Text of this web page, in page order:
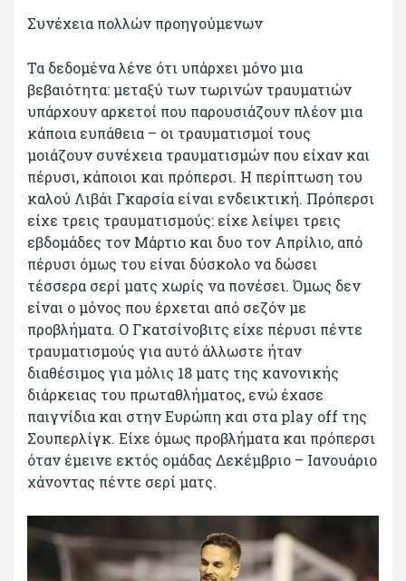
Συνέχεια πολλών προηγούμενων
Τα δεδομένα λένε ότι υπάρχει μόνο μια
βεβαιότητα: μεταξύ των τωρινών τραυματιών
υπάρχουν αρκετοί που παρουσιάζουν πλέον μια
κάποια ευπάθεια – οι τραυματισμοί τους
μοιάζουν συνέχεια τραυματισμών που είχαν και
πέρυσι, κάποιοι και πρόπερσι. Η περίπτωση του
καλού Λιβάι Γκαρσία είναι ενδεικτική. Πρόπερσι
είχε τρεις τραυματισμούς: είχε λείψει τρεις
εβδομάδες τον Μάρτιο και δυο τον Απρίλιο, από
πέρυσι όμως του είναι δύσκολο να δώσει
τέσσερα σερί ματς χωρίς να πονέσει. Όμως δεν
είναι ο μόνος που έρχεται από σεζόν με
προβλήματα. Ο Γκατσίνοβιτς είχε πέρυσι πέντε
τραυματισμούς για αυτό άλλωστε ήταν
διαθέσιμος για μόλις 18 ματς της κανονικής
διάρκειας του πρωταθλήματος, ενώ έχασε
παιγνίδια και στην Ευρώπη και στα play off της
Σουπερλίγκ. Είχε όμως προβλήματα και πρόπερσι
όταν έμεινε εκτός ομάδας Δεκέμβριο – Ιανουάριο
χάνοντας πέντε σερί ματς.